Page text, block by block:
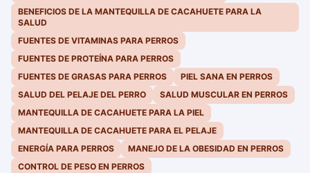
BENEFICIOS DE LA MANTEQUILLA DE CACAHUETE PARA LA
SALUD
FUENTES DE VITAMINAS PARA PERROS
FUENTES DE PROTEÍNA PARA PERROS
FUENTES DE GRASAS PARA PERROS
PIEL SANA EN PERROS
SALUD DEL PELAJE DEL PERRO
SALUD MUSCULAR EN PERROS
MANTEQUILLA DE CACAHUETE PARA LA PIEL
MANTEQUILLA DE CACAHUETE PARA EL PELAJE
ENERGÍA PARA PERROS
MANEJO DE LA OBESIDAD EN PERROS
CONTROL DE PESO EN PERROS